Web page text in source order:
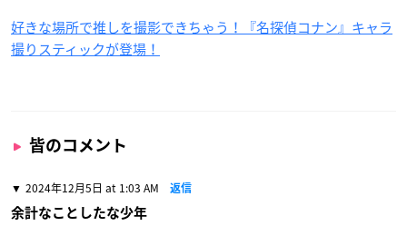
好きな場所で推しを撮影できちゃう！『名探偵コナン』キャラ
撮りスティックが登場！
皆のコメント
2024年12月5日 at 1:03 AM 返信
余計なことしたな少年